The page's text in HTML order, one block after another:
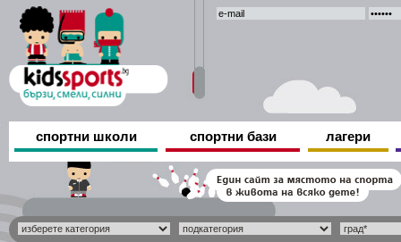
спортни школи спортни бази лагери